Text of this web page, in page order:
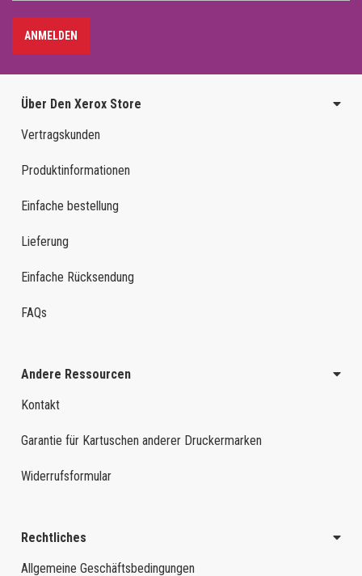
ANMELDEN
Über Den Xerox Store
Vertragskunden
Produktinformationen
Einfache bestellung
Lieferung
Einfache Rücksendung
FAQs
Andere Ressourcen
Kontakt
Garantie für Kartuschen anderer Druckermarken
Widerrufsformular
Rechtliches
Allgemeine Geschäftsbedingungen